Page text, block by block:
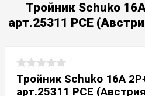
Тройник Schuko
арт.25311 PCE
Тройник Schuko 16A
арт.25311 PCE